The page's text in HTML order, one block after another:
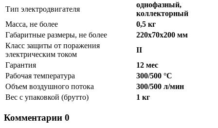
Тип электродвигателя
однофазный,
коллекторный
Масса, не более
0,5 кг
Габаритные размеры, не более
220x70x200 мм
Класс защиты от поражения
электрическим током
II
Гарантия
12 мес
Рабочая температура
300/500 °С
Объем воздушного потока
300/500 л/мин
Вес с упаковкой (брутто)
1 кг
Комментарии 0